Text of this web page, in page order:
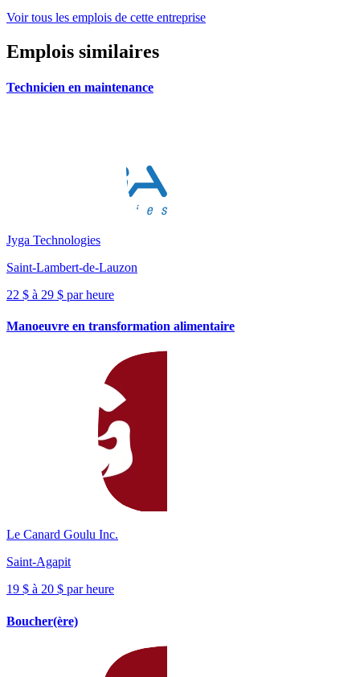
Voir tous les emplois de cette entreprise
Emplois similaires
Technicien en maintenance
Jyga Technologies
Saint-Lambert-de-Lauzon
22 $ à 29 $ par heure
Manoeuvre en transformation alimentaire
Le Canard Goulu Inc.
Saint-Agapit
19 $ à 20 $ par heure
Boucher(ère)